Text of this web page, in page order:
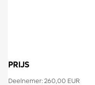
PRIJS
Deelnemer: 260,00 EUR